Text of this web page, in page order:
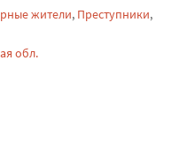
жители, Преступники,
обл.